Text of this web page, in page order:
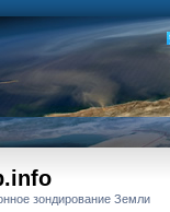
зондирование Земли